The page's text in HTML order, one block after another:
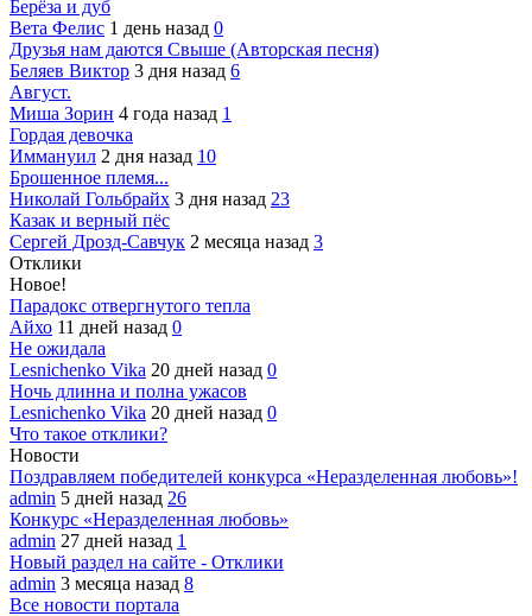
Берёза и дуб
Вета Фелис 1 день назад 0
Друзья нам даются Свыше (Авторская песня)
Беляев Виктор 3 дня назад 6
Август.
Миша Зорин 4 года назад 1
Гордая девочка
Иммануил 2 дня назад 10
Брошенное племя...
Николай Гольбрайх 3 дня назад 23
Казак и верный пёс
Сергей Дрозд-Савчук 2 месяца назад 3
Отклики
Новое!
Парадокс отвергнутого тепла
Айхо 11 дней назад 0
Не ожидала
Lesnichenko Vika 20 дней назад 0
Ночь длинна и полна ужасов
Lesnichenko Vika 20 дней назад 0
Что такое отклики?
Новости
Поздравляем победителей конкурса «Неразделенная любовь»!
admin 5 дней назад 26
Конкурс «Неразделенная любовь»
admin 27 дней назад 1
Новый раздел на сайте - Отклики
admin 3 месяца назад 8
Все новости портала